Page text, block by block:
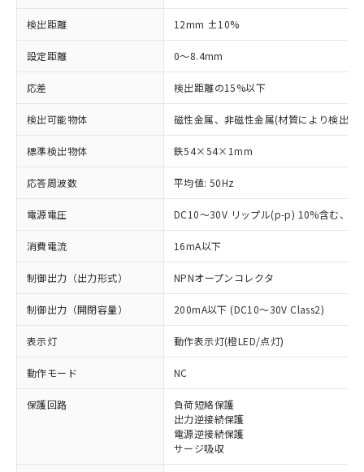
検出距離 12mm ±10%
設定距離 0～8.4mm
応差 検出距離の15%以下
検出可能物体 磁性金属、非磁性金属(材質により検出距
標準検出物体 鉄54×54×1mm
応答周波数 平均値: 50Hz
電源電圧 DC10～30V リップル(p-p) 10%含む、
消費電流 16mA以下
制御出力（出力形式） NPNオープンコレクタ
制御出力（開閉容量） 200mA以下 (DC10～30V Class2)
表示灯 動作表示灯(橙LED/点灯)
動作モード NC
保護回路
負荷短絡保護
出力逆接続保護
電源逆接続保護
サージ吸収
※1 対応状況
対応済み：EU RoHS指令（10物質）の
非含有に対応した製品が提供可能な商品で